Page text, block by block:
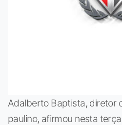
Adalberto Baptista, diretor
paulino, afirmou nesta